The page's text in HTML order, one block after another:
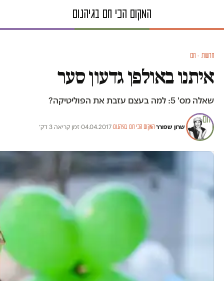
חדשות · חם
איתנו באולפן גדעון סער
שאלה מס' 5: למה בעצם עזבת את הפוליטיקה?
שרון שפורר·המקום הכי חם בגיהנום·
04.04.2017
·זמן קריאה 3 דק׳